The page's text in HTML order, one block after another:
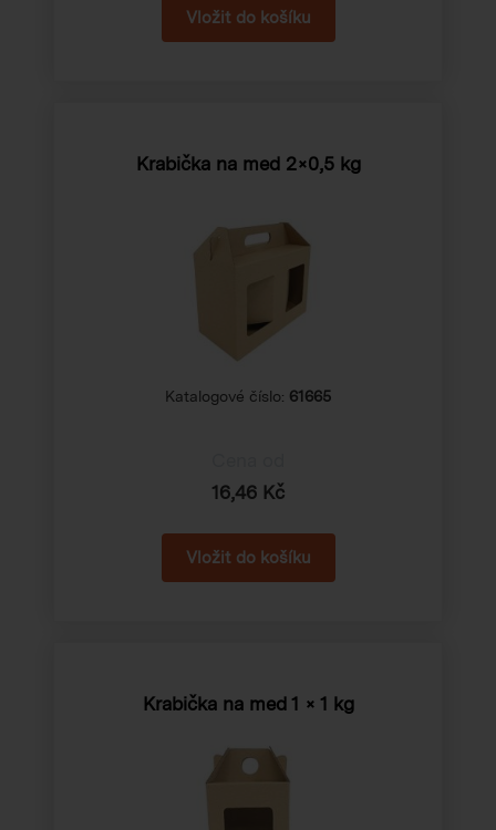
Krabička na med 2×0,5 kg
Katalogové číslo: 61665
16,46 Kč
Krabička na med 1 × 1 kg